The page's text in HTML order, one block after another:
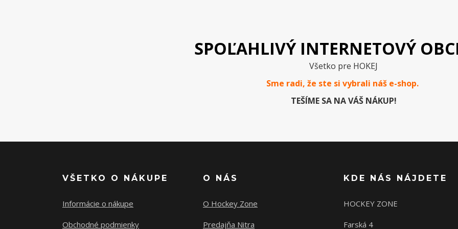
SPOĽAHLIVÝ INTERNETOVÝ
Všetko pre HOKEJ
Sme radi, že ste si vybrali náš e-shop.
TEŠÍME SA NA VÁŠ NÁKUP!
VŠETKO O NÁKUPE
Informácie o nákupe
Obchodné podmienky
O NÁS
O Hockey Zone
Predajňa Nitra
KDE NÁS NÁJDETE
HOCKEY ZONE
Farská 4